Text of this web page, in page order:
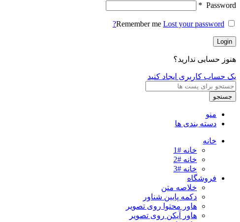
Password
*
Remember me Lost your password?
Login
هنوز حسابی ندارید؟
یک حساب کاربری ایجاد کنید
جستجو
منو
دسته بندی ها
خانه
خانه #1
خانه #2
خانه #3
فروشگاه
خلاصه متن
دکمه پایین شناور
هاور محتوا روی تصویر
هاور آیکن روی تصویر